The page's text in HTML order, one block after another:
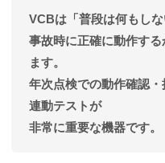
VCBは「普段は何もしな
事故時に正確に動作す
ます。
年次点検での動作確認
連動テストが
非常に重要な機器です。